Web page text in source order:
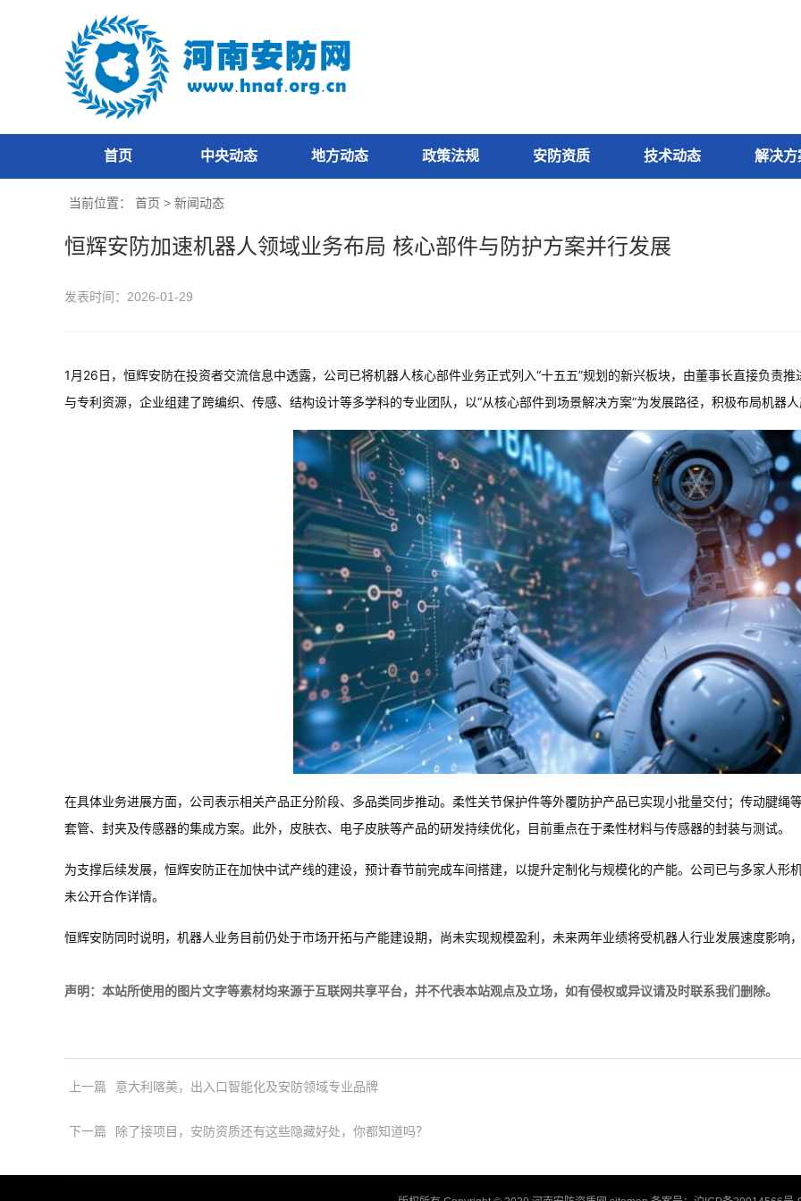
首页 中央动态 地方动态 政策法规 安防资质 技术动态 解决方
当前位置： 首页 > 新闻动态
恒辉安防加速机器人领域业务布局 核心部件与防护方案并行发展
发表时间：2026-01-29
1月26日，恒辉安防在投资者交流信息中透露，公司已将机器人核心部件业务正式列入“十五五”规划的新兴板块，由董事长直接负责
与专利资源，企业组建了跨编织、传感、结构设计等多学科的专业团队，以“从核心部件到场景解决方案”为发展路径，积极布局机器
在具体业务进展方面，公司表示相关产品正分阶段、多品类同步推动。柔性关节保护件等外覆防护产品已实现小批量交付；传动腱绳
套管、封夹及传感器的集成方案。此外，皮肤衣、电子皮肤等产品的研发持续优化，目前重点在于柔性材料与传感器的封装与测试。
为支撑后续发展，恒辉安防正在加快中试产线的建设，预计春节前完成车间搭建，以提升定制化与规模化的产能。公司已与多家人
未公开合作详情。
恒辉安防同时说明，机器人业务目前仍处于市场开拓与产能建设期，尚未实现规模盈利，未来两年业绩将受机器人行业发展速度影响
声明：本站所使用的图片文字等素材均来源于互联网共享平台，并不代表本站观点及立场，如有侵权或异议请及时联系我们删除。
上一篇 意大利喀美，出入口智能化及安防领域专业品牌
下一篇 除了接项目，安防资质还有这些隐藏好处，你都知道吗？